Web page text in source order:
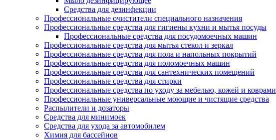
Средства для дезинфекции
Профессиональные очистители специального назначения
Профессиональные средства для гигиены кухни и мытья посуды
Профессиональные средства для посудомоечных машин
Профессиональные средства для мытья стекол и зеркал
Профессиональные средства для пола и напольных покрытий
Профессиональные средства для поломоечных машин
Профессиональные средства для сантехнических помещений
Профессиональные средства для стирки
Профессиональные средства по уходу за мебелью, кожей и коврами
Профессиональные универсальные моющие и чистящие средства
Распылители и дозаторы
Средства для минимоек
Средства для ухода за автомобилем
Химия для бассейнов